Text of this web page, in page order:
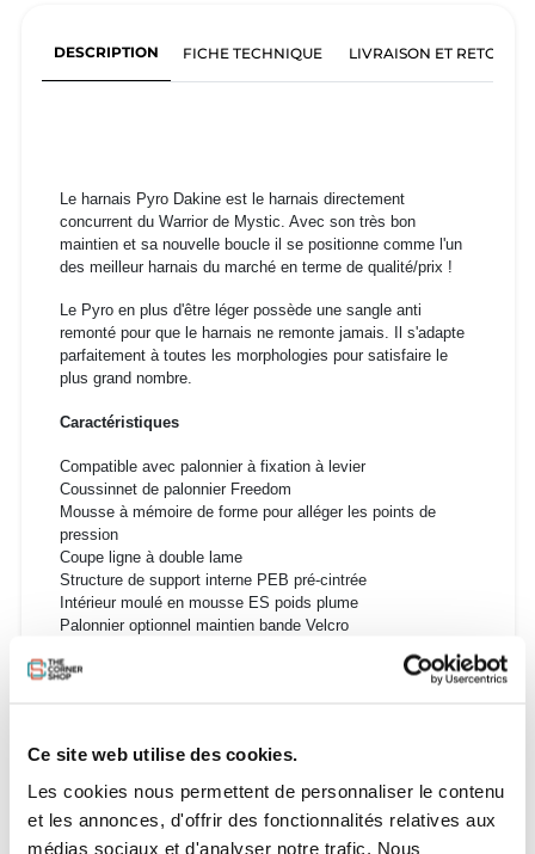
Ce site web utilise des cookies.
Les cookies nous permettent de personnaliser le contenu
et les annonces, d'offrir des fonctionnalités relatives aux
médias sociaux et d'analyser notre trafic. Nous
DESCRIPTION FICHE TECHNIQUE LIVRAISON ET RETOURS
Le harnais Pyro Dakine est le harnais directement
concurrent du Warrior de Mystic. Avec son très bon
maintien et sa nouvelle boucle il se positionne comme l'un
des meilleur harnais du marché en terme de qualité/prix !
Le Pyro en plus d'être léger possède une sangle anti
remonté pour que le harnais ne remonte jamais. Il s'adapte
parfaitement à toutes les morphologies pour satisfaire le
plus grand nombre.
Caractéristiques
Compatible avec palonnier à fixation à levier
Coussinnet de palonnier Freedom
Mousse à mémoire de forme pour alléger les points de
pression
Coupe ligne à double lame
Structure de support interne PEB pré-cintrée
Intérieur moulé en mousse ES poids plume
Palonnier optionnel maintien bande Velcro
Première et deuxième ceintures Power Belt indépendantes
Guide de taille :